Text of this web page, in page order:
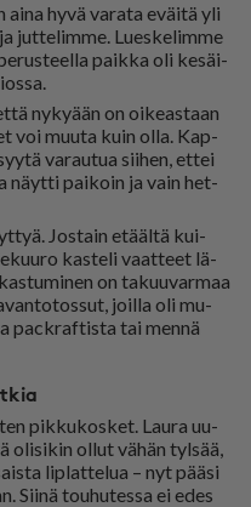
hyvä va­ra­ta eväi­tä yli
jut­te­lim­me. Lu­es­ke­lim­me
paik­ka oli ke­säi­
ny­ky­ään on oi­ke­as­taan
voi muu­ta kuin ol­la. Kap­
va­rau­tua sii­hen, et­tei
näyt­ti pai­koin ja vain het­
Jos­tain etääl­tä kui­
kas­te­li vaat­teet lä­
on ta­kuu­var­maa
joil­la oli mu­
pack­raf­tis­ta tai men­nä
pik­ku­kos­ket. Lau­ra uu­
oli­si­kin ol­lut vä­hän tyl­sää,
lip­lat­te­lua – nyt pää­si
Sii­nä tou­hu­tes­sa ei edes